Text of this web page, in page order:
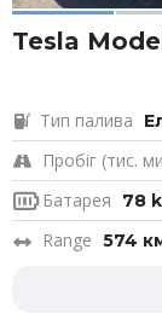
Tesla
Тип палива
Пробіг (тис.
Батарея 78
Range 574